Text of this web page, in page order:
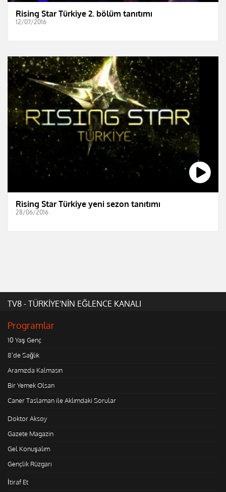
Rising Star Türkiye 2. bölüm tanıtımı
12/07/2016
Rising Star Türkiye yeni sezon tanıtımı
28/06/2016
TV8 - TÜRKİYE'NİN EĞLENCE KANALI
Programlar
10 Yaş Genç
8'de Sağlık
Aramızda Kalmasın
Bir Yemek Olsan
Caner Taslaman ile Aklımdaki Sorular
Doktor Aksoy
Gazete Magazin
Gel Konuşalım
Gençlik Rüzgarı
İtiraf Et